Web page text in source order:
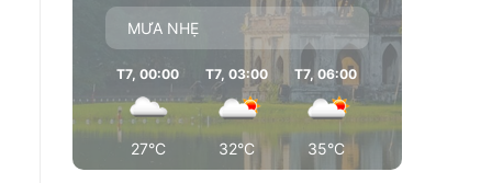
MƯA NHẸ
T7, 00:00
27°C
T7, 03:00
32°C
T7, 06:00
35°C